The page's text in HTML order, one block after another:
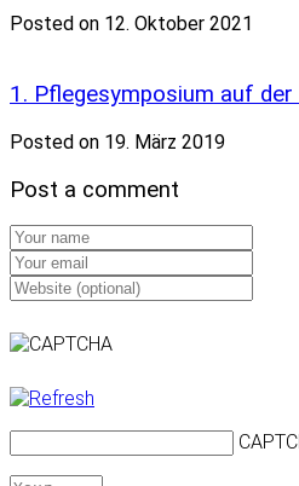
Posted on 12. Oktober 2021
1. Pflegesymposium auf
Posted on 19. März 2019
Post a comment